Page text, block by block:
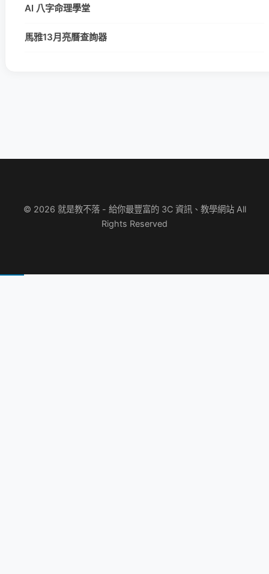
AI 八字命理學堂
馬雅13月亮曆查詢器
© 2026 就是教不落 - 給你最豐富的 3C 資訊、教學網站 All
Rights Reserved